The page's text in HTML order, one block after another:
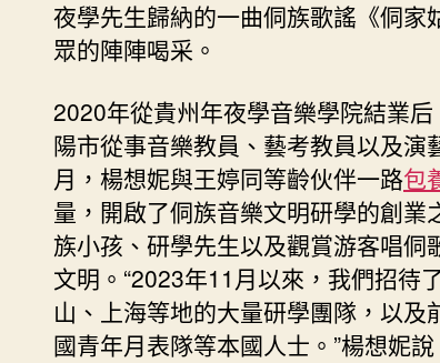
夜學先生歸納的一曲侗族歌謠《侗家
眾的陣陣喝采。
2020年從貴州年夜學音樂學院結業
陽市從事音樂教員、藝考教員以及演
月，楊想妮與王婷同等齡伙伴一路包
量，開啟了侗族音樂文明研學的創業
族小孩、研學先生以及觀賞游客唱侗
文明。“2023年11月以來，我們招待
山、上海等地的大量研學團隊，以及
國青年月表隊等本國人士。”楊想妮說